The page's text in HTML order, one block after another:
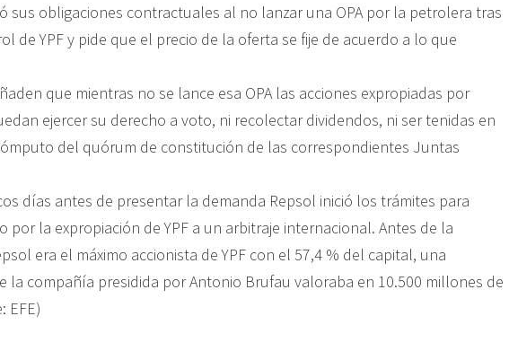
sus obligaciones contractuales al no lanzar una OPA por la petrolera tras
de YPF y pide que el precio de la oferta se fije de acuerdo a lo que
que mientras no se lance esa OPA las acciones expropiadas por
ejercer su derecho a voto, ni recolectar dividendos, ni ser tenidas en
del quórum de constitución de las correspondientes Juntas
días antes de presentar la demanda Repsol inició los trámites para
por la expropiación de YPF a un arbitraje internacional. Antes de la
era el máximo accionista de YPF con el 57,4 % del capital, una
la compañía presidida por Antonio Brufau valoraba en 10.500 millones de
EFE)